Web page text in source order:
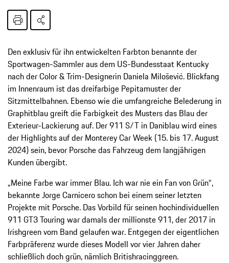
Den exklusiv für ihn entwickelten Farbton benannte der
Sportwagen-Sammler aus dem US-Bundesstaat Kentucky
nach der Color & Trim-Designerin Daniela Milošević. Blickfang
im Innenraum ist das dreifarbige Pepitamuster der
Sitzmittelbahnen. Ebenso wie die umfangreiche Belederung in
Graphitblau greift die Farbigkeit des Musters das Blau der
Exterieur-Lackierung auf. Der 911 S/T in Daniblau wird eines
der Highlights auf der Monterey Car Week (15. bis 17. August
2024) sein, bevor Porsche das Fahrzeug dem langjährigen
Kunden übergibt.
„Meine Farbe war immer Blau. Ich war nie ein Fan von Grün“,
bekannte Jorge Carnicero schon bei einem seiner letzten
Projekte mit Porsche. Das Vorbild für seinen hochindividuellen
911 GT3 Touring war damals der millionste 911, der 2017 in
Irishgreen vom Band gelaufen war. Entgegen der eigentlichen
Farbpräferenz wurde dieses Modell vor vier Jahren daher
schließlich doch grün, nämlich Britishracinggreen.